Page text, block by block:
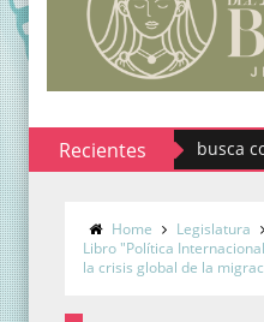
Recientes
Codhem busca
Home Legislatura
Libro "Política
la crisis global de la